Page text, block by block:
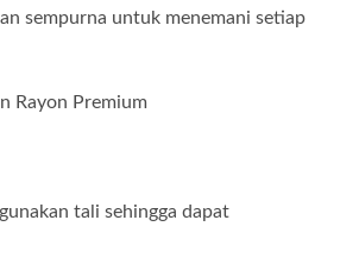
sempurna untuk menemani setiap
Rayon Premium
tali sehingga dapat